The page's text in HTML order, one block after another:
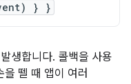
} }
생합니다. 콜백을 사용
뗄 때 앱이 여러